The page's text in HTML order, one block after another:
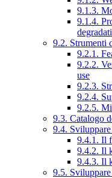
9.1.3.
9.1.4.
9.2. Strumenti
9.2.1.
9.2.2.
use
9.2.3.
9.2.4.
9.2.5.
9.3. Catalogo
9.4.
9.4.1. Il
9.4.2. Il
9.4.3. Il
9.5.